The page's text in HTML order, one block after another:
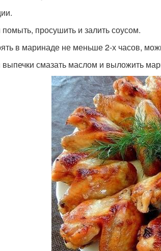
просушить и залить соусом.
в маринаде не меньше 2-х часов,
смазать маслом и выложить